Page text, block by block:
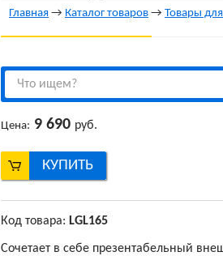
Главная → Каталог товаров → Товары
Цена: 9 690 руб.
КУПИТЬ
Код товара: LGL165
Сочетает в себе презентабельный